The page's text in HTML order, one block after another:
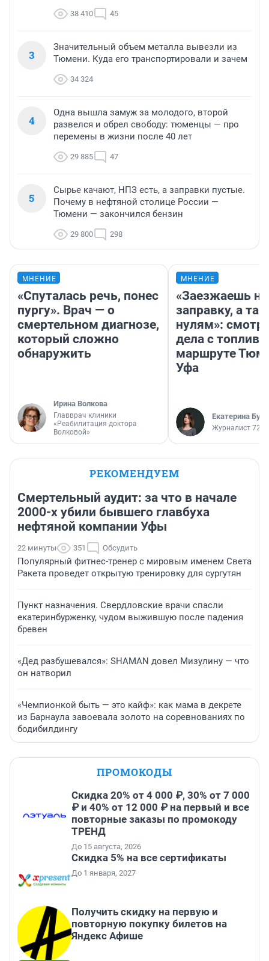
38 410 45
3
Значительный объем металла вывезли из
Тюмени. Куда его транспортировали и зачем
34 324
4
Одна вышла замуж за молодого, второй
развелся и обрел свободу: тюменцы — про
перемены в жизни после 40 лет
29 885 47
5
Сырье качают, НПЗ есть, а заправки пустые.
Почему в нефтяной столице России —
Тюмени — закончился бензин
29 800 298
МНЕНИЕ
«Спуталась речь, понес
пургу». Врач — о
смертельном диагнозе,
который сложно
обнаружить
Ирина Волкова
Главврач клиники
«Реабилитация доктора
Волковой»
МНЕНИЕ
«Заезжаешь на
заправку, а
нулям»:
дела с
маршруте
Уфа
Екатерина
Журналист
РЕКОМЕНДУЕМ
Смертельный аудит: за что в начале
2000-х убили бывшего главбуха
нефтяной компании Уфы
22 минуты 351 Обсудить
Популярный фитнес-тренер с мировым именем Света
Ракета проведет открытую тренировку для сургутян
Пункт назначения. Свердловские врачи спасли
екатеринбурженку, чудом выжившую после падения
бревен
«Дед разбушевался»: SHAMAN довел Мизулину — что
он натворил
«Чемпионкой быть — это кайф»: как мама в декрете
из Барнаула завоевала золото на соревнованиях по
бодибилдингу
ПРОМОКОДЫ
Скидка 20% от 4 000 ₽, 30% от 7 000
₽ и 40% от 12 000 ₽ на первый и все
повторные заказы по промокоду
ТРЕНД
До 15 августа, 2026
Скидка 5% на все сертификаты
До 1 января, 2027
Получить скидку на первую и
повторную покупку билетов на
Яндекс Афише